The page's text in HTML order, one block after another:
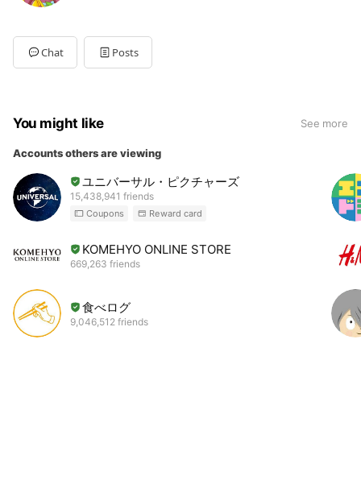
Chat Posts
You might like See more
Accounts others are viewing
ユニバーサル・ピクチャーズ
15,438,941 friends
Coupons Reward card
KOMEHYO ONLINE STORE
669,263 friends
食べログ
9,046,512 friends